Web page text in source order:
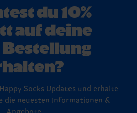
du 10%
auf deine
Socks Updates und erhalte
die neuesten Informationen &